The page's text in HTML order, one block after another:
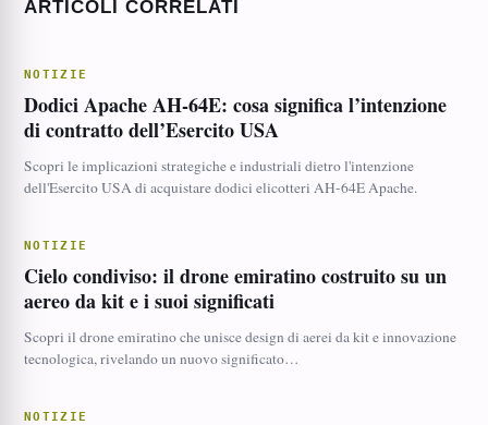
ARTICOLI CORRELATI
NOTIZIE
Dodici Apache AH-64E: cosa significa l’intenzione
di contratto dell’Esercito USA
Scopri le implicazioni strategiche e industriali dietro l'intenzione
dell'Esercito USA di acquistare dodici elicotteri AH-64E Apache.
NOTIZIE
Cielo condiviso: il drone emiratino costruito su un
aereo da kit e i suoi significati
Scopri il drone emiratino che unisce design di aerei da kit e innovazione
tecnologica, rivelando un nuovo significato…
NOTIZIE